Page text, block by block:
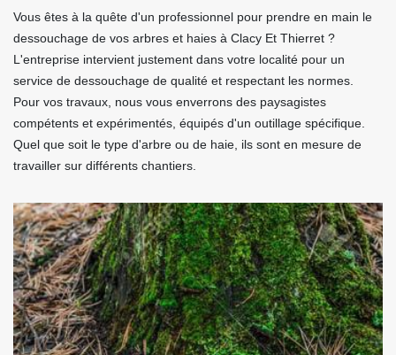
Vous êtes à la quête d'un professionnel pour prendre en main le
dessouchage de vos arbres et haies à Clacy Et Thierret ?
L'entreprise intervient justement dans votre localité pour un
service de dessouchage de qualité et respectant les normes.
Pour vos travaux, nous vous enverrons des paysagistes
compétents et expérimentés, équipés d'un outillage spécifique.
Quel que soit le type d'arbre ou de haie, ils sont en mesure de
travailler sur différents chantiers.